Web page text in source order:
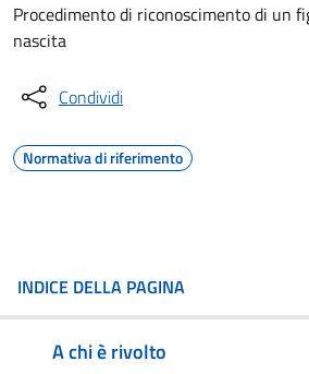
Procedimento di riconoscimento di un
nascita
Condividi
Normativa di riferimento
INDICE DELLA PAGINA
A chi è rivolto